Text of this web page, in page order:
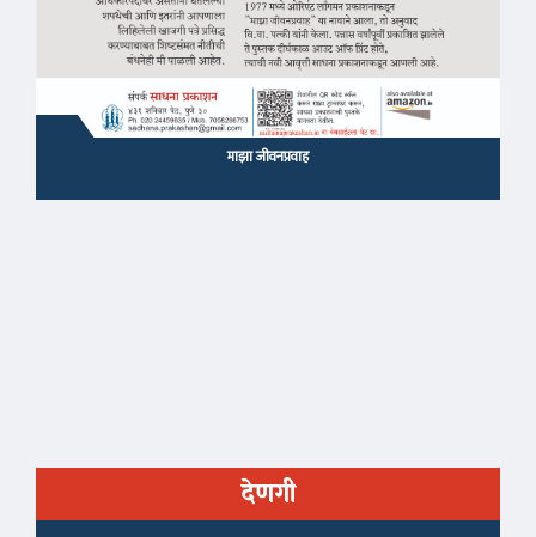
माझा जीवनप्रवाह
देणगी